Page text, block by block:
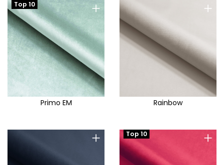
+
Top 10
Primo EM
+
Rainbow
+ +
Top 10